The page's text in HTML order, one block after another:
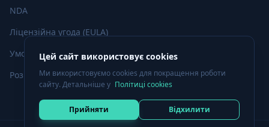
Цей сайт використовує cookies
Ми використовуємо cookies для покращення роботи
сайту. Детальніше у Політиці cookies
Прийняти Відхилити
NDA
Ліцензійна угода (EULA)
Умови використання
Розкриття вразливостей